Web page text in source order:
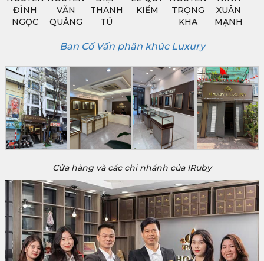
ĐÌNH
NGỌC
VĂN
QUẢNG
THANH
TÚ
KIẾM
TRỌNG
KHA
XUÂN
MẠNH
Ban Cố Vấn phân khúc Luxury
Cửa hàng và các chi nhánh của IRuby